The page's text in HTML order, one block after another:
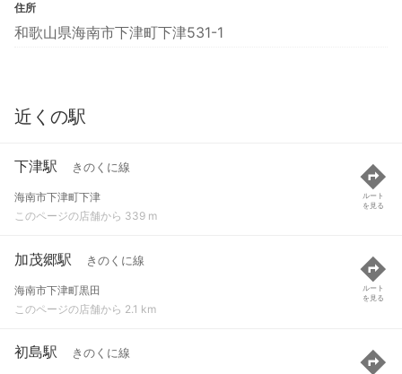
住所
和歌山県海南市下津町下津531-1
近くの駅
下津駅 きのくに線
海南市下津町下津
このページの店舗から 339 m
ルート
を見る
加茂郷駅 きのくに線
海南市下津町黒田
このページの店舗から 2.1 km
ルート
を見る
初島駅 きのくに線